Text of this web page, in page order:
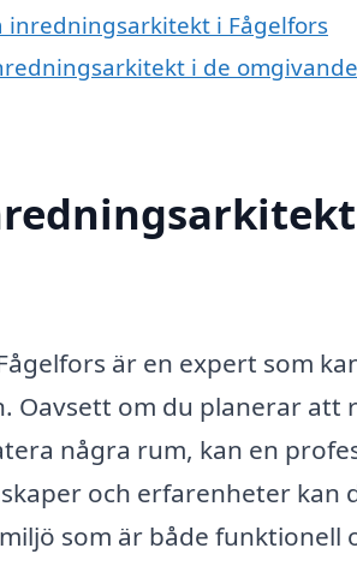
inredningsarkitekt i Fågelfors
i de
är en expert som
Oavsett om du planerar
några rum, kan en
och erfarenheter
som är både funktionell